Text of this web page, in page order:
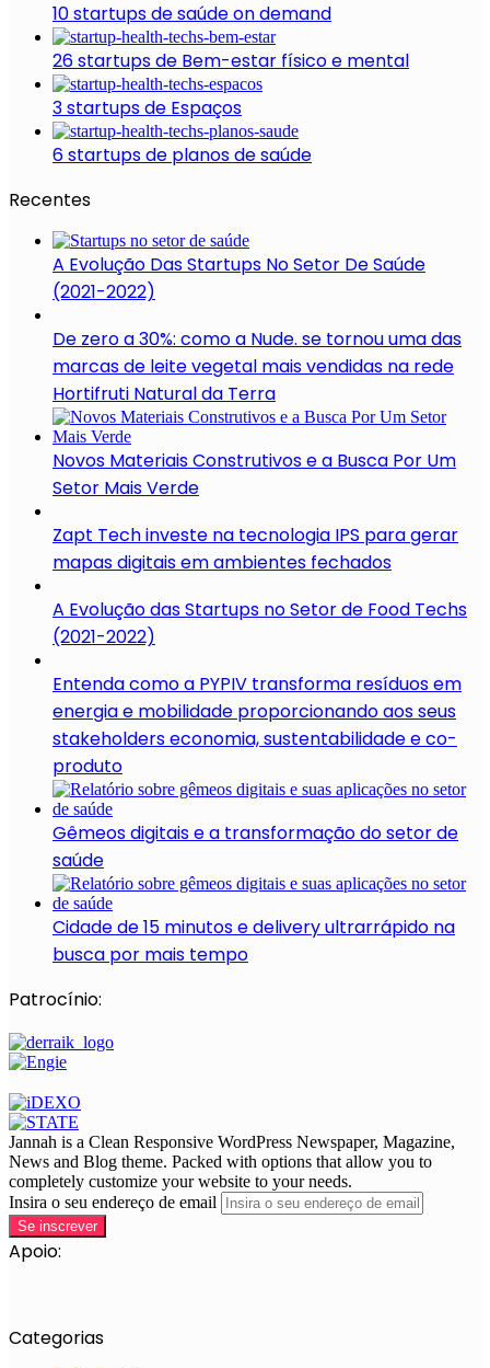
10 startups de saúde on demand
26 startups de Bem-estar físico e mental
3 startups de Espaços
6 startups de planos de saúde
Recentes
A Evolução Das Startups No Setor De Saúde
(2021-2022)
De zero a 30%: como a Nude. se tornou uma das
marcas de leite vegetal mais vendidas na rede
Hortifruti Natural da Terra
Novos Materiais Construtivos e a Busca Por Um
Setor Mais Verde
Zapt Tech investe na tecnologia IPS para gerar
mapas digitais em ambientes fechados
A Evolução das Startups no Setor de Food Techs
(2021-2022)
Entenda como a PYPIV transforma resíduos em
energia e mobilidade proporcionando aos seus
stakeholders economia, sustentabilidade e co-
produto
Gêmeos digitais e a transformação do setor de
saúde
Cidade de 15 minutos e delivery ultrarrápido na
busca por mais tempo
Patrocínio:
Jannah is a Clean Responsive WordPress Newspaper, Magazine,
News and Blog theme. Packed with options that allow you to
completely customize your website to your needs.
Insira o seu endereço de email
Apoio:
Categorias